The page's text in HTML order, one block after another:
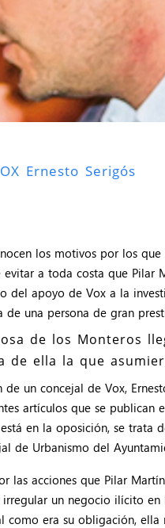
Ernesto Serigós
los motivos por los
a toda costa que Pilar
del apoyo de Vox a la
una persona de gran
de los Monteros
ella la que
un concejal de Vox,
artículos que se
en la oposición, se trata
de Urbanismo del
las acciones que Pilar
un negocio ilícito
como era su obligación,